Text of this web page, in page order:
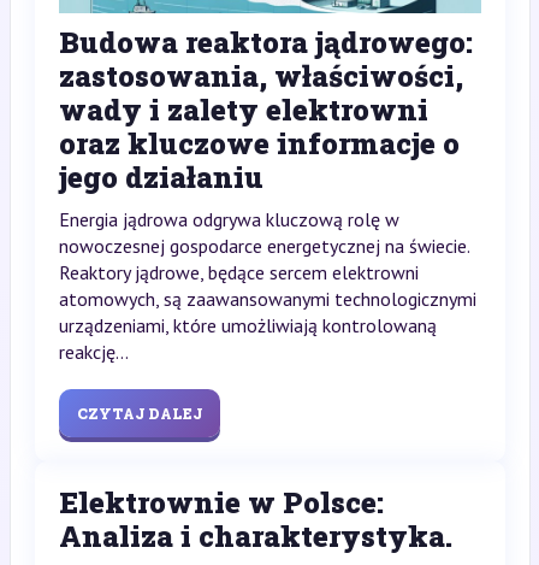
Budowa reaktora jądrowego:
zastosowania, właściwości,
wady i zalety elektrowni
oraz kluczowe informacje o
jego działaniu
Energia jądrowa odgrywa kluczową rolę w
nowoczesnej gospodarce energetycznej na świecie.
Reaktory jądrowe, będące sercem elektrowni
atomowych, są zaawansowanymi technologicznymi
urządzeniami, które umożliwiają kontrolowaną
reakcję...
CZYTAJ DALEJ
Elektrownie w Polsce:
Analiza i charakterystyka.